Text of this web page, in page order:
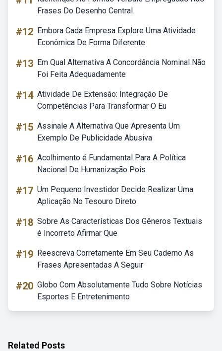
Frases Do Desenho Central
#12 Embora Cada Empresa Explore Uma Atividade
Econômica De Forma Diferente
#13 Em Qual Alternativa A Concordância Nominal Não
Foi Feita Adequadamente
#14 Atividade De Extensão: Integração De
Competências Para Transformar O Eu
#15 Assinale A Alternativa Que Apresenta Um
Exemplo De Publicidade Abusiva
#16 Acolhimento é Fundamental Para A Política
Nacional De Humanização Pois
#17 Um Pequeno Investidor Decide Realizar Uma
Aplicação No Tesouro Direto
#18 Sobre As Características Dos Gêneros Textuais
é Incorreto Afirmar Que
#19 Reescreva Corretamente Em Seu Caderno As
Frases Apresentadas A Seguir
#20 Globo Com Absolutamente Tudo Sobre Notícias
Esportes E Entretenimento
Related Posts